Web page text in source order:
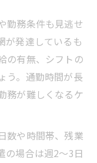
勤務条件も見逃せ
が発達しているも
の有無、シフトの
う。通勤時間が長
務が難しくなるケ
数や時間帯、残業
の場合は週2～3日